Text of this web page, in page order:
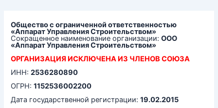
Общество с ограниченной ответственностью
«Аппарат Управления Строительством»
Сокращенное наименование организации:ООО
«Аппарат Управления Строительством»
ОРГАНИЗАЦИЯ ИСКЛЮЧЕНА ИЗ ЧЛЕНОВ СОЮЗА
ИНН:2536280890
ОГРН:1152536002200
Дата государственной регистрации:19.02.2015